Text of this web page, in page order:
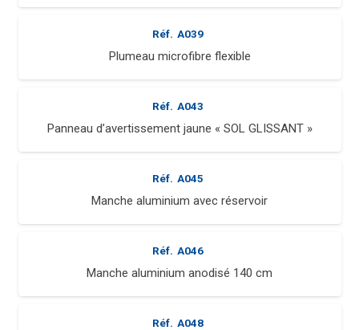
Réf. A039
Plumeau microfibre flexible
Réf. A043
Panneau d’avertissement jaune « SOL GLISSANT »
Réf. A045
Manche aluminium avec réservoir
Réf. A046
Manche aluminium anodisé 140 cm
Réf. A048